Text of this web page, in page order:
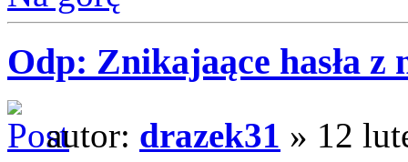
Odp: Znikajaące hasła z
autor: drazek31 » 12